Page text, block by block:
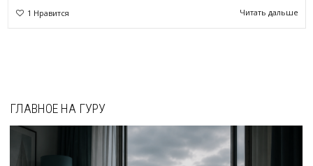
1 Нравится Читать дальше
ГЛАВНОЕ НА ГУРУ